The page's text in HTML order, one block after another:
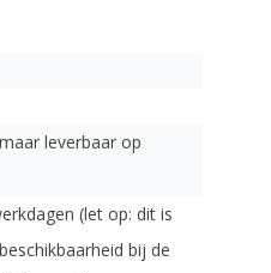
leverbaar op
(let op: dit is
bij de